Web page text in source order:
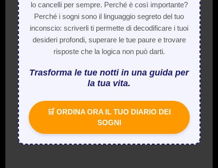
lo cancelli per sempre. Perché è così importante?
Perché i sogni sono il linguaggio segreto del tuo
inconscio: scriverli ti permette di decodificare i tuoi
desideri profondi, superare le tue paure e trovare
risposte che la logica non può darti.
Trasforma le tue notti in una guida per
la tua vita.
🛒 ORDINA ORA IL TUO DIARIO DEI
SOGNI